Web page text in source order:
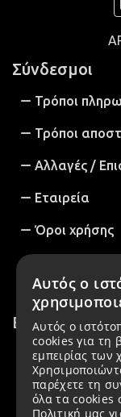
Σύνδεσμοι
Τρόποι
Τρόποι
Αλλαγές /
Εταιρεία
Όροι χρήσης
Επικοινωνία
28ης
Αυτός ο
Αυτός ο
cookies για τη
εμπειρίας των
παρέχετε τη
όλα τα cookies
Πολιτική μας